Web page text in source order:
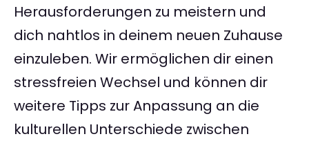
Herausforderungen zu meistern und
dich nahtlos in deinem neuen Zuhause
einzuleben. Wir ermöglichen dir einen
stressfreien Wechsel und können dir
weitere Tipps zur Anpassung an die
kulturellen Unterschiede zwischen